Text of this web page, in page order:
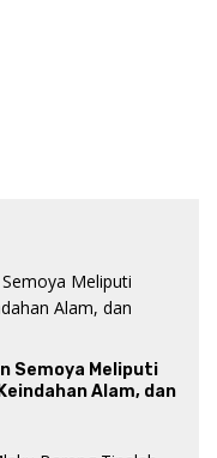
Semoya Meliputi
Alam, dan